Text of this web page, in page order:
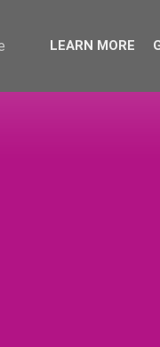
LEARN MORE